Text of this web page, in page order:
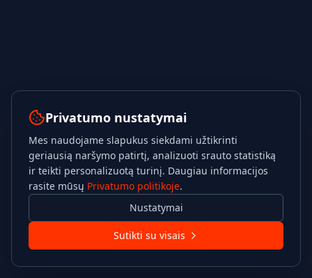
Privatumo nustatymai
Mes naudojame slapukus siekdami užtikrinti
geriausią naršymo patirtį, analizuoti srauto statistiką
ir teikti personalizuotą turinį. Daugiau informacijos
rasite mūsų Privatumo politikoje.
Nustatymai
Sutikti su visais